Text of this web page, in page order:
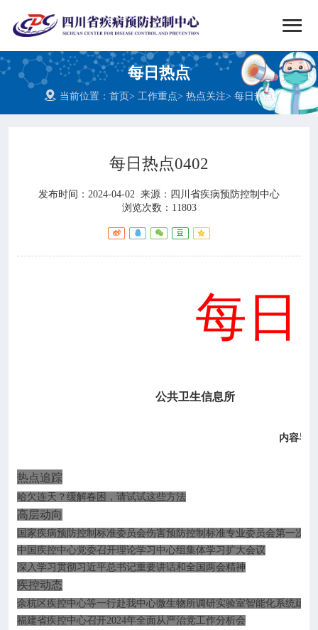

每日热点
 当前位置：首页>工作重点>热点关注>每日热点

网站首页
中心概况 
新闻动态 

在线互动
政务公开 
每日热点0402
发布时间：2024-04-02 来源： 四川省疾病预防控制中心
浏览次数：11803
每日
公共卫生信息所
内容导读
热点追踪
哈欠连天？缓解春困，请试试这些方法
高层动向
国家疾病预防控制标准委员会伤害预防控制标准专业委员会第一次全
中国疾控中心党委召开理论学习中心组集体学习扩大会议
深入学习贯彻习近平总书记重要讲话和全国两会精神
疾控动态
余杭区疾控中心等一行赴我中心微生物所调研实验室智能化系统建设
福建省疾控中心召开2024年全面从严治党工作分析会